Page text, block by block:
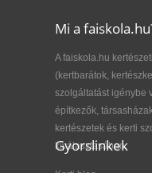
Mi a
A faiskola.hu
(kertbarátok,
szolgáltatást igénybe
építkezők,
kertészetek és kerti
kiválasztásában.
Gyorslinkek